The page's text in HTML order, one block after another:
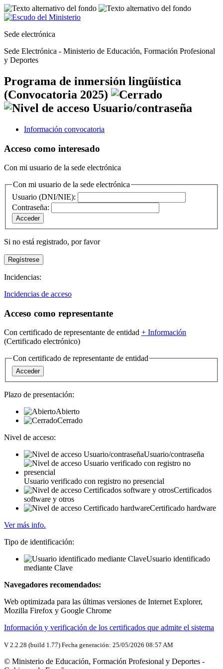
Sede electrónica
Sede Electrónica - Ministerio de Educación, Formación Profesional
y Deportes
Programa de inmersión lingüística
(Convocatoria 2025)
Información convocatoria
Acceso como interesado
Con mi usuario de la sede electrónica
Con mi usuario de la sede electrónica
Usuario (DNI/NIE):
Contraseña:
Si no está registrado, por favor
Incidencias:
Incidencias de acceso
Acceso como representante
Con certificado de representante de entidad + Información
(Certificado electrónico)
Con certificado de representante de entidad
Plazo de presentación:
Abierto
Cerrado
Nivel de acceso:
Usuario/contraseña
Usuario verificado con registro no presencial
Certificados
software y otros
Certificado hardware
Ver más info.
Tipo de identificación:
Usuario identificado
mediante Clave
Navegadores recomendados:
Web optimizada para las últimas versiones de Internet Explorer,
Mozilla Firefox y Google Chrome
Información y verificación de los certificados que admite el sistema
V 2.2.28 (build 1.77) Fecha generación: 25/05/2026 08:57 AM
© Ministerio de Educación, Formación Profesional y Deportes -